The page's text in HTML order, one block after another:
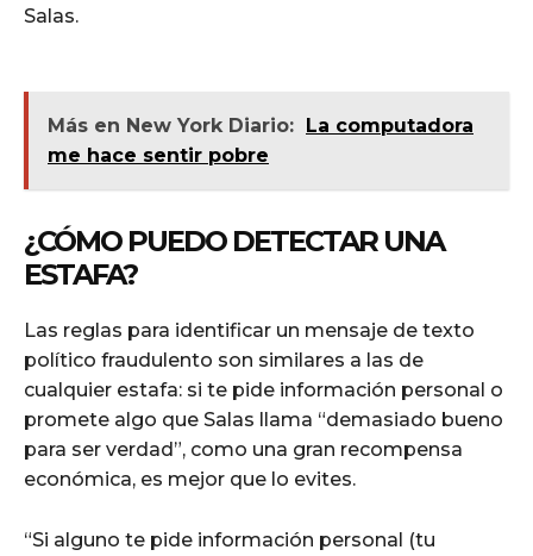
Salas.
Más en New York Diario: La computadora
me hace sentir pobre
¿CÓMO PUEDO DETECTAR UNA
ESTAFA?
Las reglas para identificar un mensaje de texto
político fraudulento son similares a las de
cualquier estafa: si te pide información personal o
promete algo que Salas llama “demasiado bueno
para ser verdad”, como una gran recompensa
económica, es mejor que lo evites.
“Si alguno te pide información personal (tu